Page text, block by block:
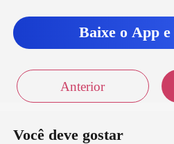
Baixe o App
Anterior
Você deve gostar